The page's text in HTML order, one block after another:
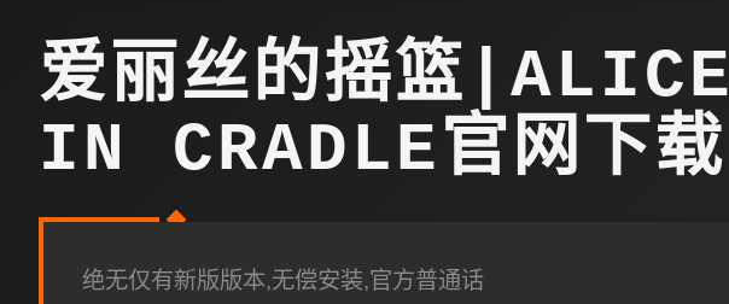
爱丽丝的摇篮|ALICE
IN CRADLE官网下载
绝无仅有新版版本,无偿安装,官方普通话